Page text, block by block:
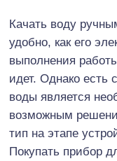
Качать воду
удобно, как его
выполнения
идет. Однако есть
воды является
возможным
тип на этапе
Покупать прибор